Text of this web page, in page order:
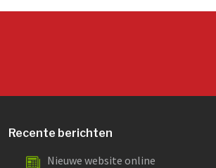
Recente berichten
Nieuwe website online